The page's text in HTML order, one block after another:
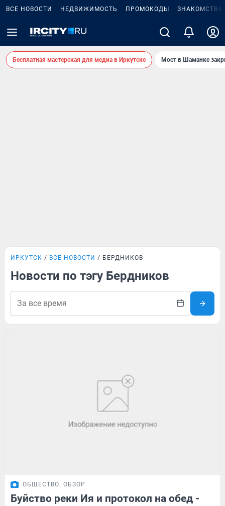
ВСЕ НОВОСТИ НЕДВИЖИМОСТЬ ПРОМОКОДЫ ЗНАКОМСТВА
Бесплатная мастерская для медиа в Иркутске Мост в Шаманке
ИРКУТСК ВСЕ НОВОСТИ БЕРДНИКОВ
Новости по тэгу Бердников
ОБЩЕСТВО ОБЗОР
Буйство реки Ия и протокол на обед -